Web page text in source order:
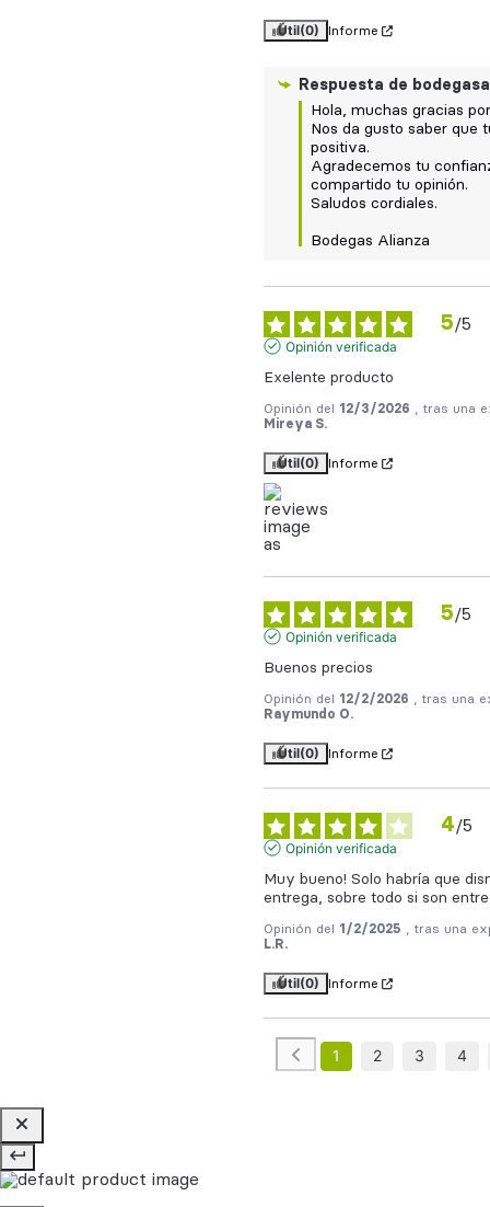
Útil(0) Informe
Respuesta de
Hola, muchas gracias
Nos da gusto saber que
positiva.
Agradecemos tu
compartido tu opinión.
Saludos cordiales.
Bodegas Alianza
5/5
Opinión verificada
Exelente producto
Opinión del 12/3/2026
, tras una
Mireya S.
Útil(0) Informe
5/5
Opinión verificada
Buenos precios
Opinión del 12/2/2026
, tras una
Raymundo O.
Útil(0) Informe
4/5
Opinión verificada
Muy bueno! Solo habría que
entrega, sobre todo si son
Opinión del 1/2/2025
, tras una
L.R.
Útil(0) Informe
1 2 3 4